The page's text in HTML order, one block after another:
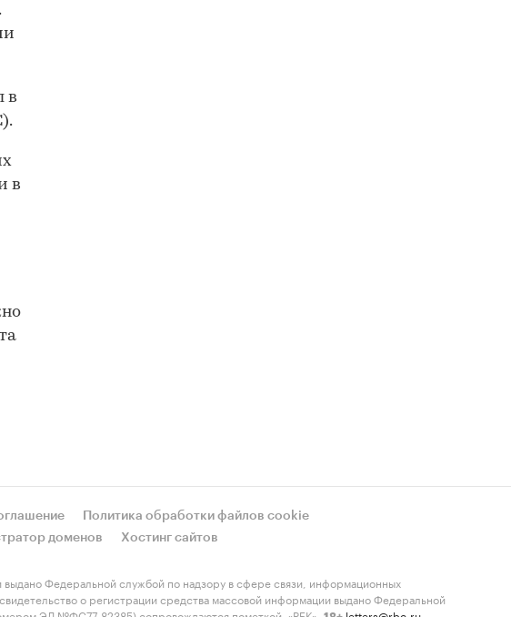
в
в
Политика обработки файлов cookie
доменов Хостинг сайтов
Федеральной службой по надзору в сфере связи, информационных
о регистрации средства массовой информации выдано Федеральной